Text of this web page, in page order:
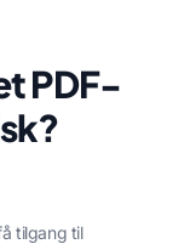
PDF-
tilgang til